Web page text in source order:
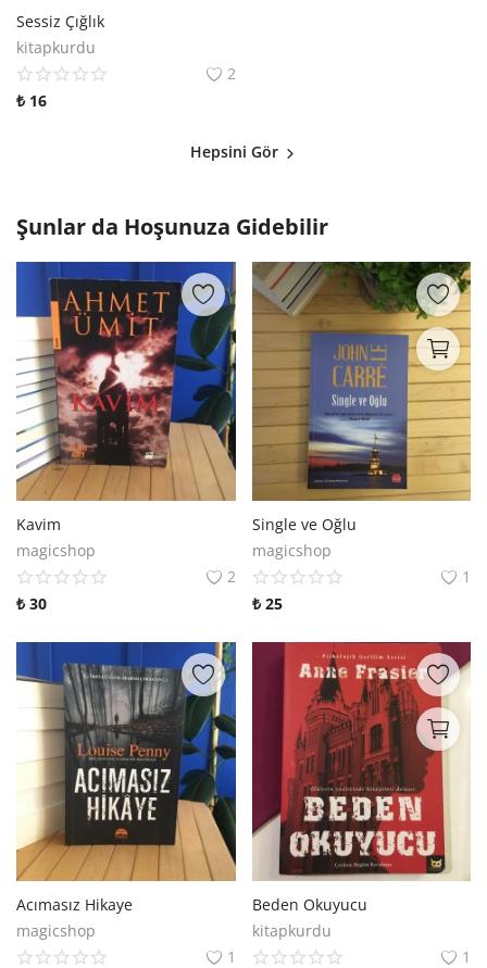
Sessiz Çığlık
kitapkurdu
2
₺ 16
Hepsini Gör
Şunlar da Hoşunuza Gidebilir
Kavim
magicshop
2
₺ 30
Single ve Oğlu
magicshop
1
₺25
Acımasız Hikaye
magicshop
1
Beden Okuyucu
kitapkurdu
1